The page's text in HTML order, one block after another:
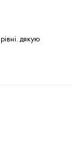
дякую